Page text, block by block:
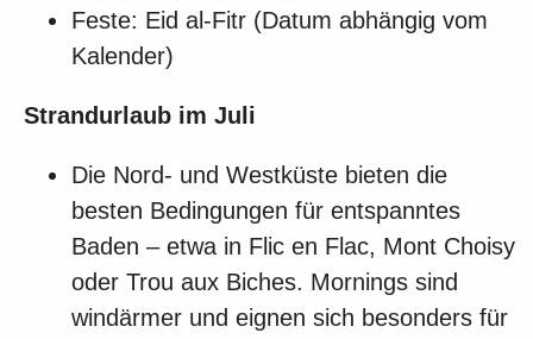
Feste: Eid al-Fitr (Datum abhängig vom
Kalender)
Strandurlaub im Juli
Die Nord- und Westküste bieten die
besten Bedingungen für entspanntes
Baden – etwa in Flic en Flac, Mont Choisy
oder Trou aux Biches. Mornings sind
windärmer und eignen sich besonders für